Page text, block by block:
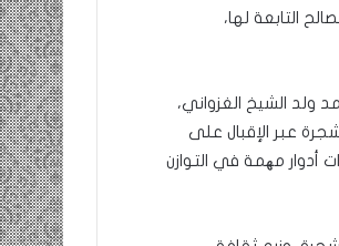
التابعة لها،
ولد الشيخ الغزواني،
عبر الإقبال على
أدوار مھمة في التوازن